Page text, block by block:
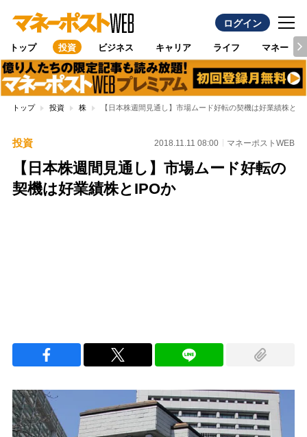
ログイン
トップ 投資 ビジネス キャリア ライフ マネー
トップ 投資 株 【日本株週間見通し】市場ムード好転の契機は好業績株と
投資 2018.11.11 08:00 マネーポストWEB
【日本株週間見通し】市場ムード好転の
契機は好業績株とIPOか